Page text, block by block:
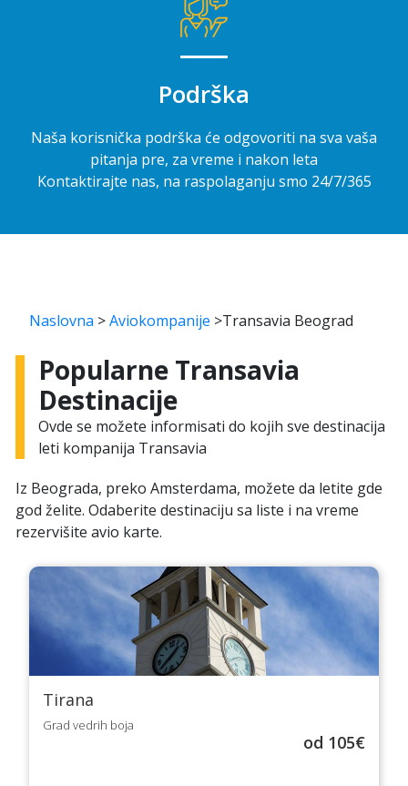
Podrška
Naša korisnička podrška će odgovoriti na sva vaša
pitanja pre, za vreme i nakon leta
Kontaktirajte nas, na raspolaganju smo 24/7/365
Naslovna >Aviokompanije >Transavia Beograd
Popularne Transavia
Destinacije
Ovde se možete informisati do kojih sve destinacija
leti kompanija Transavia
Iz Beograda, preko Amsterdama, možete da letite gde
god želite. Odaberite destinaciju sa liste i na vreme
rezervišite avio karte.
Tirana
Grad vedrih boja
od 105€